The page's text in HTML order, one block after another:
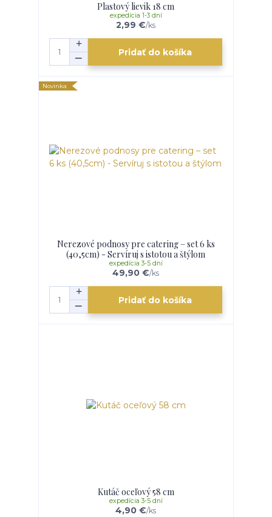
Plastový lievik 18 cm
2,99 €/ks
expedícia 1-3 dní
Pridať do košíka
Novinka
Nerezové podnosy pre catering – set 6 ks
(40,5cm) - Servíruj s istotou a štýlom
49,90 €/ks
expedícia 3-5 dní
Pridať do košíka
Kutáč oceľový 58 cm
4,90 €/ks
expedícia 3-5 dní